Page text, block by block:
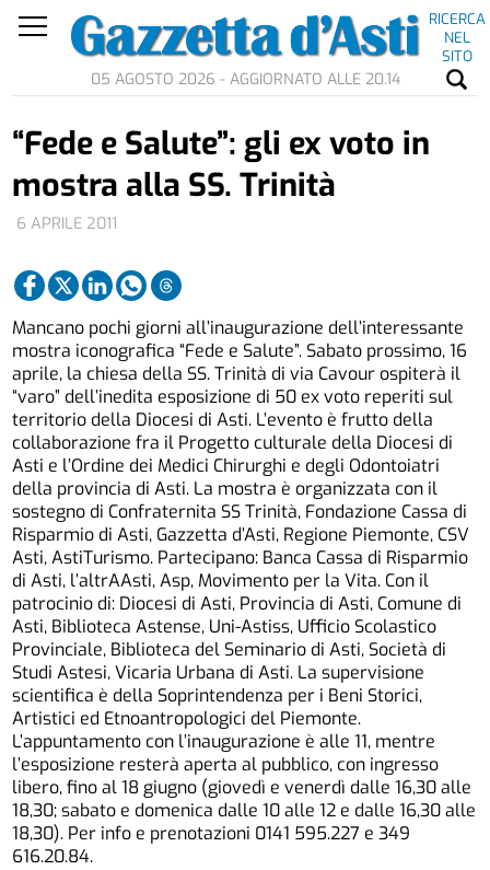
RICERCA
NEL
SITO
05 AGOSTO 2026 - AGGIORNATO ALLE 20.14
6 APRILE 2011
“Fede e Salute”: gli ex voto in
mostra alla SS. Trinità
Mancano pochi giorni all’inaugurazione dell’interessante
mostra iconografica “Fede e Salute”. Sabato prossimo, 16
aprile, la chiesa della SS. Trinità di via Cavour ospiterà il
“varo” dell’inedita esposizione di 50 ex voto reperiti sul
territorio della Diocesi di Asti. L’evento è frutto della
collaborazione fra il Progetto culturale della Diocesi di
Asti e l’Ordine dei Medici Chirurghi e degli Odontoiatri
della provincia di Asti. La mostra è organizzata con il
sostegno di Confraternita SS Trinità, Fondazione Cassa di
Risparmio di Asti, Gazzetta d’Asti, Regione Piemonte, CSV
Asti, AstiTurismo. Partecipano: Banca Cassa di Risparmio
di Asti, l’altrAAsti, Asp, Movimento per la Vita. Con il
patrocinio di: Diocesi di Asti, Provincia di Asti, Comune di
Asti, Biblioteca Astense, Uni-Astiss, Ufficio Scolastico
Provinciale, Biblioteca del Seminario di Asti, Società di
Studi Astesi, Vicaria Urbana di Asti. La supervisione
scientifica è della Soprintendenza per i Beni Storici,
Artistici ed Etnoantropologici del Piemonte.
L’appuntamento con l’inaugurazione è alle 11, mentre
l’esposizione resterà aperta al pubblico, con ingresso
libero, fino al 18 giugno (giovedì e venerdì dalle 16,30 alle
18,30; sabato e domenica dalle 10 alle 12 e dalle 16,30 alle
18,30). Per info e prenotazioni 0141 595.227 e 349
616.20.84.